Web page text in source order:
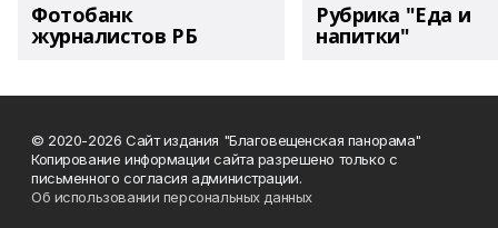
Фотобанк
журналистов РБ
Рубрика "Еда и
напитки"
© 2020-2026 Сайт издания "Благовещенская панорама"
Копирование информации сайта разрешено только с
письменного согласия администрации.
Об использовании персональных данных